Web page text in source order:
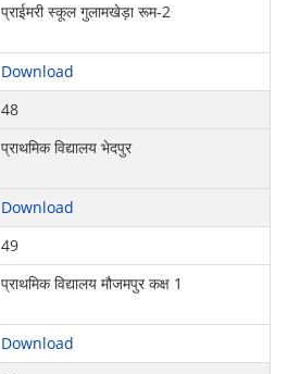
प्राईमरी स्कूल गुलामखेड़ा रूम-2
Download
48
प्राथमिक विद्यालय भेदपुर
Download
49
प्राथमिक विद्यालय मौजमपुर कक्ष 1
Download